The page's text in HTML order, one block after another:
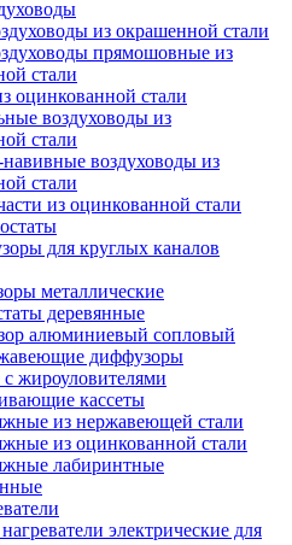
из окрашенной стали
прямошовные из
стали
оцинкованной стали
воздуховоды из
стали
воздуховоды из
стали
из оцинкованной стали
для круглых каналов
металлические
деревянные
алюминиевый сопловый
диффузоры
жироуловителями
кассеты
из нержавеющей стали
из оцинкованной стали
лабиринтные
электрические для